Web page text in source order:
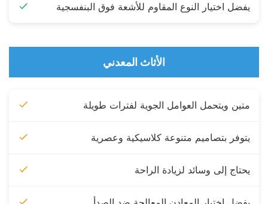
يفضل اختيار النوع المقاوم للأشعة فوق البنفسجية
الأثاث المعدني
متين ويتحمل العوامل الجوية لفترات طويلة
يتوفر بتصاميم متنوعة كلاسيكية وعصرية
يحتاج إلى وسائد لزيادة الراحة